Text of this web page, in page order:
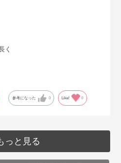
く
参考になった 0 Like! 0
っと見る